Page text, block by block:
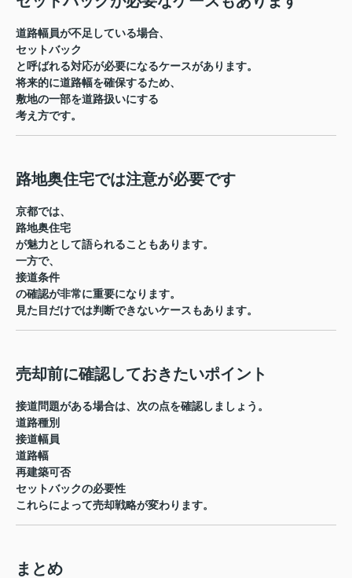
道路幅員が不足している場合、
セットバック
と呼ばれる対応が必要になるケースがあります。
将来的に道路幅を確保するため、
敷地の一部を道路扱いにする
考え方です。
路地奥住宅では注意が必要です
京都では、
路地奥住宅
が魅力として語られることもあります。
一方で、
接道条件
の確認が非常に重要になります。
見た目だけでは判断できないケースもあります。
売却前に確認しておきたいポイント
接道問題がある場合は、次の点を確認しましょう。
道路種別
接道幅員
道路幅
再建築可否
セットバックの必要性
これらによって売却戦略が変わります。
まとめ